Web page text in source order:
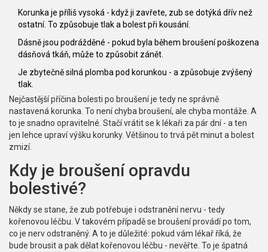
Korunka je příliš vysoká - když ji zavřete, zub se dotýká dřív než
ostatní. To způsobuje tlak a bolest při kousání.
Dásně jsou podrážděné - pokud byla během broušení poškozena
dásňová tkáň, může to způsobit zánět.
Je zbytečně silná plomba pod korunkou - a způsobuje zvýšený
tlak.
Nejčastější příčina bolesti po broušení je tedy ne správně
nastavená korunka. To není chyba broušení, ale chyba montáže. A
to je snadno opravitelné. Stačí vrátit se k lékaři za pár dní - a ten
jen lehce upraví výšku korunky. Většinou to trvá pět minut a bolest
zmizí.
Kdy je broušení opravdu
bolestivé?
Někdy se stane, že zub potřebuje i odstranění nervu - tedy
kořenovou léčbu. V takovém případě se broušení provádí po tom,
co je nerv odstraněný. A to je důležité: pokud vám lékař říká, že
bude brousit a pak dělat kořenovou léčbu - nevěřte. To je špatná